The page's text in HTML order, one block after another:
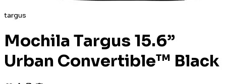
targus
Mochila Targus 15.6”
Urban Convertible™ Black